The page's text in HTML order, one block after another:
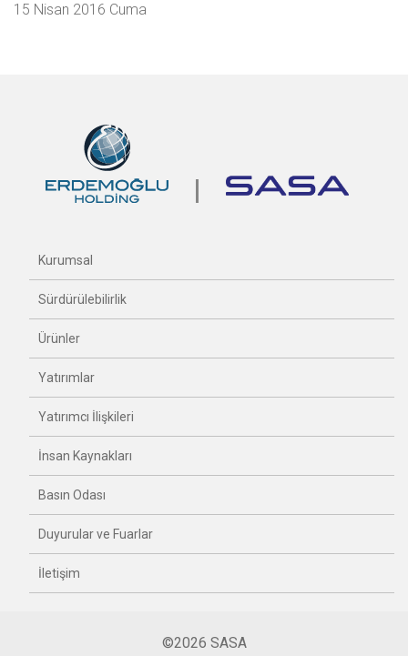
15 Nisan 2016 Cuma
Kurumsal
Sürdürülebilirlik
Ürünler
Yatırımlar
Yatırımcı İlişkileri
İnsan Kaynakları
Basın Odası
Duyurular ve Fuarlar
İletişim
©2026 SASA